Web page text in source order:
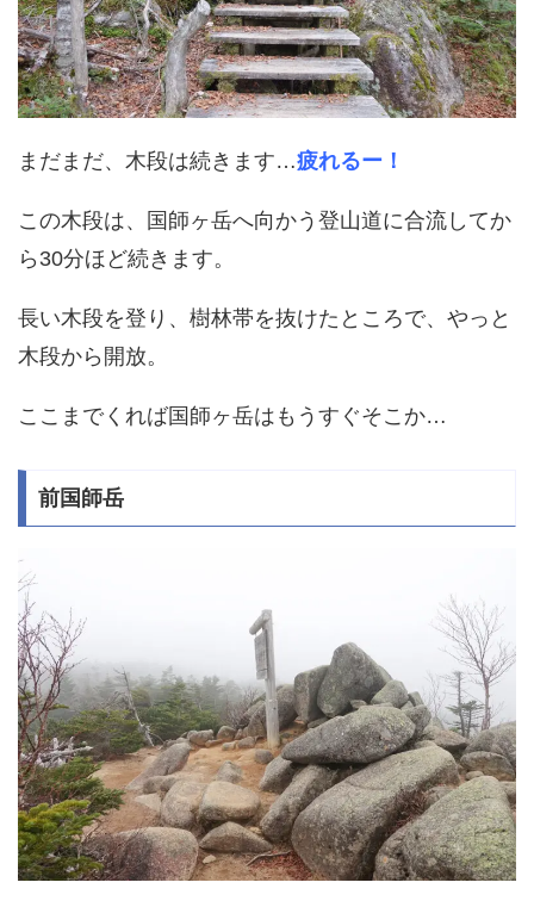
まだまだ、木段は続きます…疲れるー！
この木段は、国師ヶ岳へ向かう登山道に合流してか
ら30分ほど続きます。
長い木段を登り、樹林帯を抜けたところで、やっと
木段から開放。
ここまでくれば国師ヶ岳はもうすぐそこか…
前国師岳